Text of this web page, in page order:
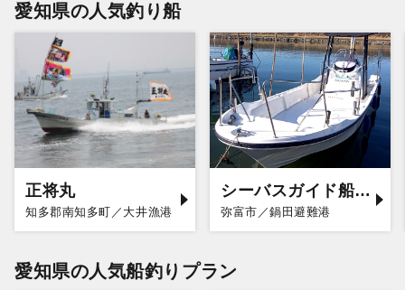
愛知県の人気釣り船
正将丸
知多郡南知多町／大井漁港
シーバスガイド船エデン
弥富市／鍋田避難港
愛知県の人気船釣りプラン